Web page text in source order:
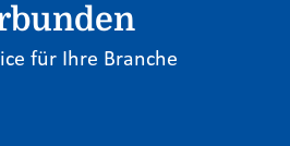
für Ihre Branche